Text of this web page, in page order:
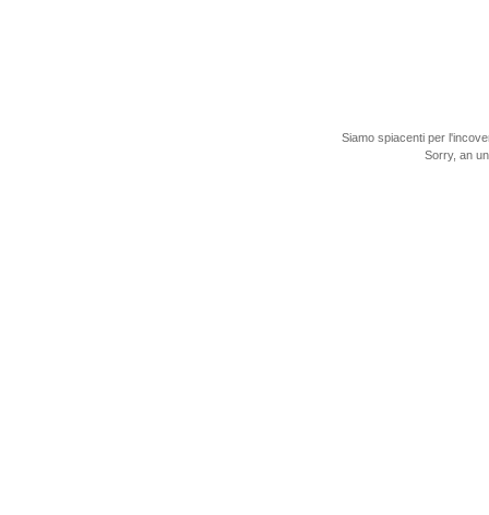
Siamo spiacenti per
Sorry, an